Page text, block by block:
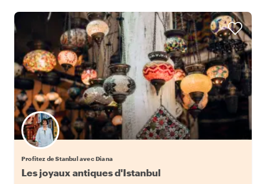
Profitez de Stanbul avec Diana
Les joyaux antiques d'Istanbul